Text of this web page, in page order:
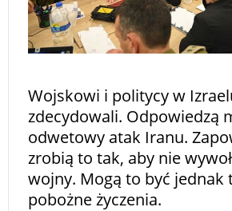
Wojskowi i politycy w
zdecydowali. Odpowiedzą
odwetowy atak Iranu.
zrobią to tak, aby nie
wojny. Mogą to być jednak
pobożne życzenia.